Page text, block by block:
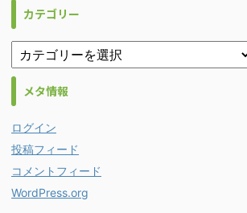
カテゴリー
メタ情報
ログイン
投稿フィード
コメントフィード
WordPress.org